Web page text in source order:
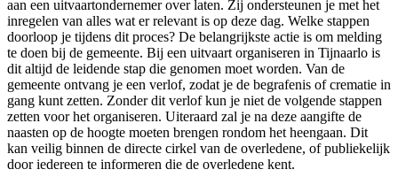
aan een uitvaartondernemer over laten. Zij ondersteunen je met het
inregelen van alles wat er relevant is op deze dag. Welke stappen
doorloop je tijdens dit proces? De belangrijkste actie is om melding
te doen bij de gemeente. Bij een uitvaart organiseren in Tijnaarlo is
dit altijd de leidende stap die genomen moet worden. Van de
gemeente ontvang je een verlof, zodat je de begrafenis of crematie in
gang kunt zetten. Zonder dit verlof kun je niet de volgende stappen
zetten voor het organiseren. Uiteraard zal je na deze aangifte de
naasten op de hoogte moeten brengen rondom het heengaan. Dit
kan veilig binnen de directe cirkel van de overledene, of publiekelijk
door iedereen te informeren die de overledene kent.